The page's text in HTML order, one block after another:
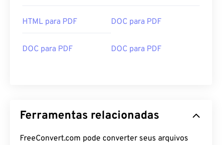
HTML para PDF DOC para PDF
DOC para PDF DOC para PDF
Ferramentas relacionadas
FreeConvert.com pode converter seus arquivos